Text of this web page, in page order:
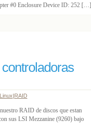
#0 Enclosure Device ID: 252 […]
Linux|RAID
RAID de discos que estan
sus LSI Mezzanine (9260) bajo